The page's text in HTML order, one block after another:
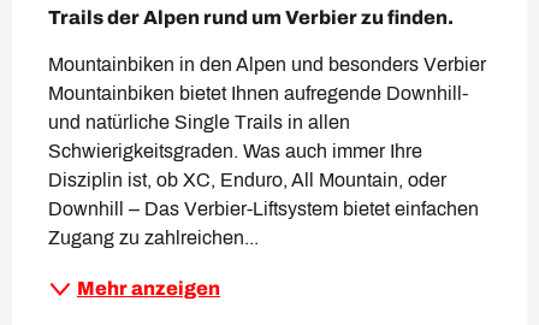
Trails der Alpen rund um Verbier zu finden.
Mountainbiken in den Alpen und besonders Verbier
Mountainbiken bietet Ihnen aufregende Downhill-
und natürliche Single Trails in allen
Schwierigkeitsgraden. Was auch immer Ihre
Disziplin ist, ob XC, Enduro, All Mountain, oder
Downhill – Das Verbier-Liftsystem bietet einfachen
Zugang zu zahlreichen...
Mehr anzeigen